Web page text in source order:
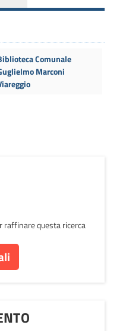
Comunale
Marconi
raffinare questa ricerca